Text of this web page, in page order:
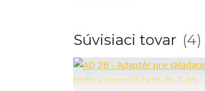
Súvisiaci tovar 4